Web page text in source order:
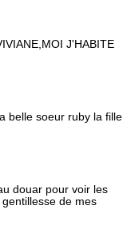
J'HABITE
belle soeur ruby la fille
douar pour voir les
de mes